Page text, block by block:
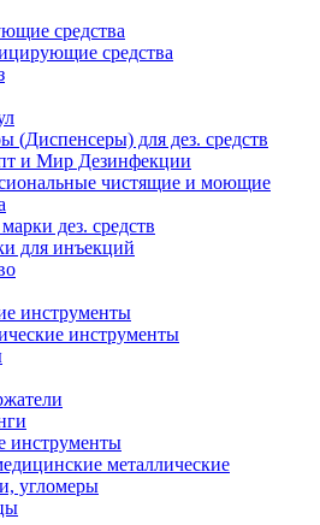
средства
средства
(Диспенсеры) для дез. средств
и Мир Дезинфекции
чистящие и моющие
дез. средств
для инъекций
инструменты
инструменты
инструменты
металлические
угломеры